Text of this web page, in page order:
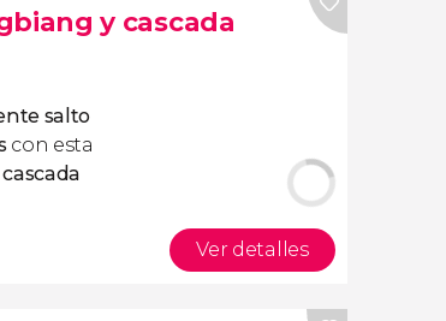
y cascada
salto
con esta
Ver detalles